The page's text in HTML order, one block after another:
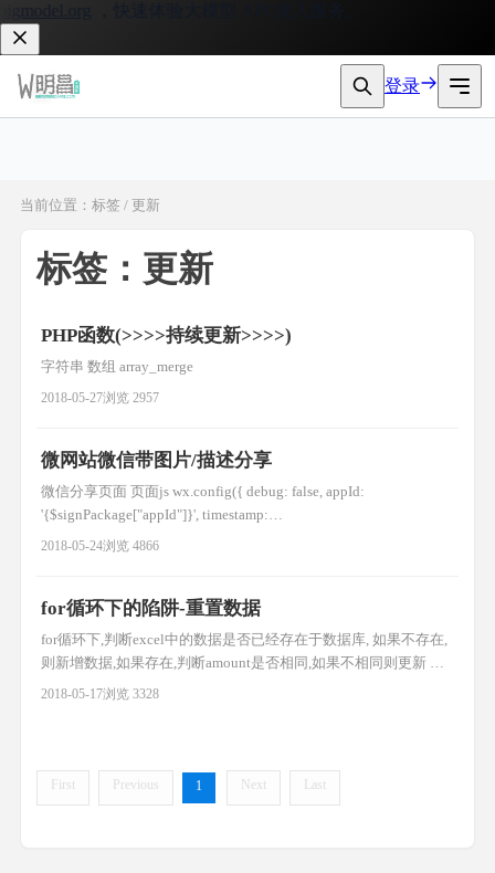
登录
当前位置：标签 / 更新
标签：更新
PHP函数(>>>>持续更新>>>>)
字符串 数组 array_merge
2018-05-27浏览 2957
微网站微信带图片/描述分享
微信分享页面 页面js wx.config({ debug: false, appId:
'{$signPackage["appId"]}', timestamp:
'{$signPackage["timestamp"]}', nonceStr:
2018-05-24浏览 4866
for循环下的陷阱-重置数据
for循环下,判断excel中的数据是否已经存在于数据库, 如果不存在,
则新增数据,如果存在,判断amount是否相同,如果不相同则更新 其
中出现的错误数,只有第一个数据更新,其他的都为新增, 经过步步
2018-05-17浏览 3328
First Previous 1 Next Last